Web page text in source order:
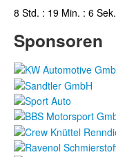
8 Std. : 19 Min. : 6 Sek.
Sponsoren